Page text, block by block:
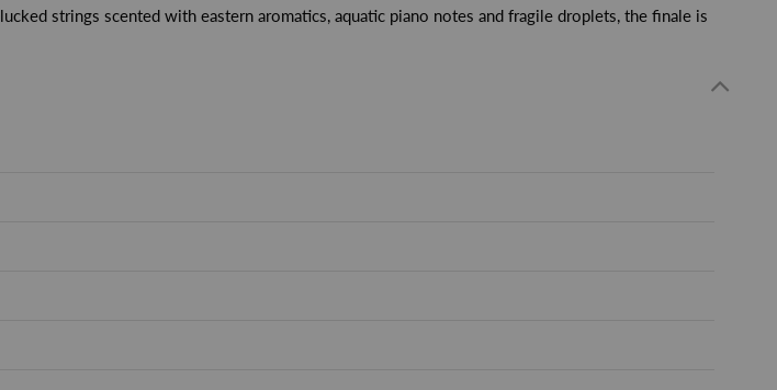
strings scented with eastern aromatics, aquatic piano notes and fragile droplets, the finale is